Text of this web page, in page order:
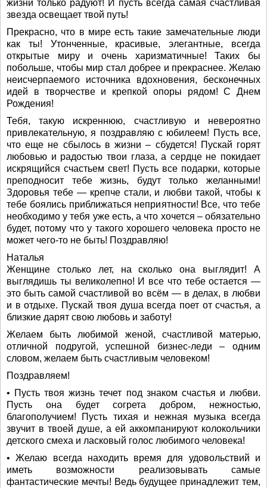
жизни только радуют! И пусть всегда самая счастливая
звезда освещает твой путь!
Прекрасно, что в мире есть такие замечательные люди
как ты! Утонченные, красивые, элегантные, всегда
открытые миру и очень харизматичные! Таких бы
побольше, чтобы мир стал добрее и прекраснее. Желаю
неисчерпаемого источника вдохновения, бесконечных
идей в творчестве и крепкой опоры рядом! С Днем
Рождения!
Тебя, такую искреннюю, счастливую и невероятно
привлекательную, я поздравляю с юбилеем! Пусть все,
что еще не сбылось в жизни – сбудется! Пускай горят
любовью и радостью твои глаза, а сердце не покидает
искрящийся счастьем свет! Пусть все подарки, которые
преподносит тебе жизнь, будут только желанными!
Здоровья тебе — крепче стали, и любви такой, чтобы к
тебе боялись приближаться неприятности! Все, что тебе
необходимо у тебя уже есть, а что хочется – обязательно
будет, потому что у такого хорошего человека просто не
может чего-то не быть! Поздравляю!
Наталья
Женщине столько лет, на сколько она выглядит! А
выглядишь ты великолепно! И все что тебе остается —
это быть самой счастливой во всём — в делах, в любви
и в отдыхе. Пускай твоя душа всегда поет от счастья, а
близкие дарят свою любовь и заботу!
Желаем быть любимой женой, счастливой матерью,
отличной подругой, успешной бизнес-леди – одним
словом, желаем быть счастливым человеком!
Поздравляем!
• Пусть твоя жизнь течет под знаком счастья и любви.
Пусть она будет согрета добром, нежностью,
благополучием! Пусть тихая и нежная музыка всегда
звучит в твоей душе, а ей аккомпанируют колокольчики
детского смеха и ласковый голос любимого человека!
• Желаю всегда находить время для удовольствий и
иметь возможности реализовывать самые
фантастические мечты! Ведь будущее принадлежит тем,